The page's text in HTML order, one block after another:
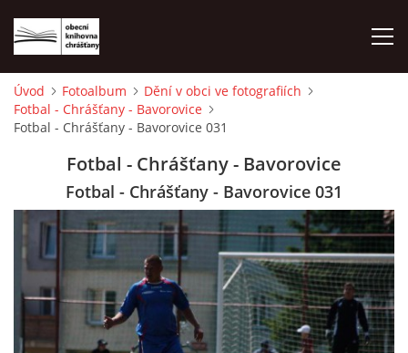
ÚVOD
LETNÍ KINO 2026
VÝPŮJČNÍ DOBA
KONTAKTY
ON-LINE KATALOG
Úvod Fotoalbum
Dění v obci ve fotografiích
Fotbal - Chrášťany - Bavorovice
Fotbal - Chrášťany - Bavorovice 031
Fotbal - Chrášťany - Bavorovice
Fotbal - Chrášťany - Bavorovice 031